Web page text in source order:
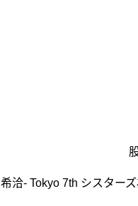
希洽- Tokyo 7th シスター